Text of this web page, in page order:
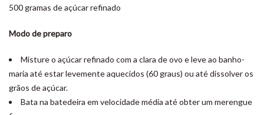
500 gramas de açúcar refinado
Modo de preparo
Misture o açúcar refinado com a clara de ovo e leve ao banho-
maria até estar levemente aquecidos (60 graus) ou até dissolver os
grãos de açúcar.
Bata na batedeira em velocidade média até obter um merengue